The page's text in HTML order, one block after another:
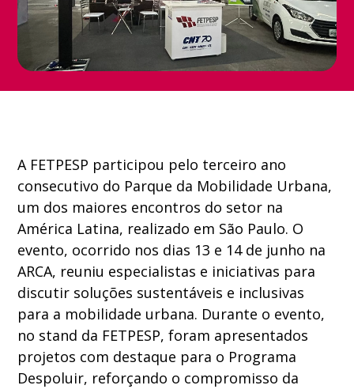
A FETPESP participou pelo terceiro ano
consecutivo do Parque da Mobilidade Urbana,
um dos maiores encontros do setor na
América Latina, realizado em São Paulo. O
evento, ocorrido nos dias 13 e 14 de junho na
ARCA, reuniu especialistas e iniciativas para
discutir soluções sustentáveis e inclusivas
para a mobilidade urbana. Durante o evento,
no stand da FETPESP, foram apresentados
projetos com destaque para o Programa
Despoluir, reforçando o compromisso da